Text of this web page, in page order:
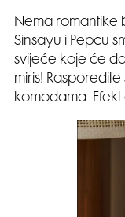
Nema romantike
Sinsayu i Pepcu
svijeće koje će
miris!
komodama.